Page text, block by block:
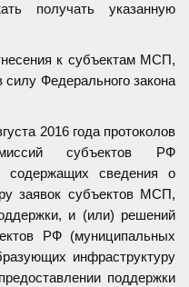
получать указанную
к субъектам МСП,
Федерального закона
2016 года протоколов
субъектов РФ
содержащих сведения о
заявок субъектов МСП,
и (или) решений
РФ (муниципальных
инфраструктуру
поддержки